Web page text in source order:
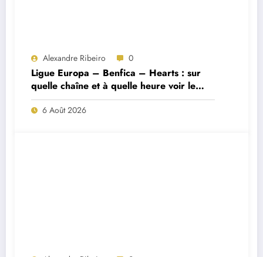
Alexandre Ribeiro 0
Ligue Europa – Benfica – Hearts : sur
quelle chaîne et à quelle heure voir le
match ?
6 Août 2026